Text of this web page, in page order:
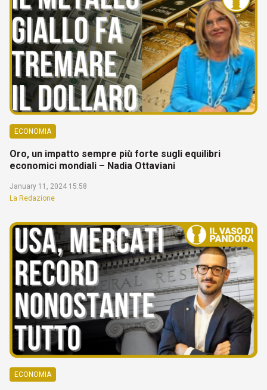
ECONOMIA
Oro, un impatto sempre più forte sugli equilibri
economici mondiali – Nadia Ottaviani
January 11, 2024 15:58
La Redazione
ECONOMIA